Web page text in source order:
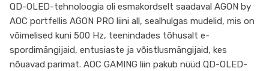
QD-OLED-tehnoloogia oli esmakordselt saadaval AGON by
AOC portfellis AGON PRO liini all, sealhulgas mudelid, mis on
võimelised kuni 500 Hz, teenindades tõhusalt e-
spordimängijaid, entusiaste ja võistlusmängijaid, kes
nõuavad parimat. AOC GAMING liin pakub nüüd QD-OLED-